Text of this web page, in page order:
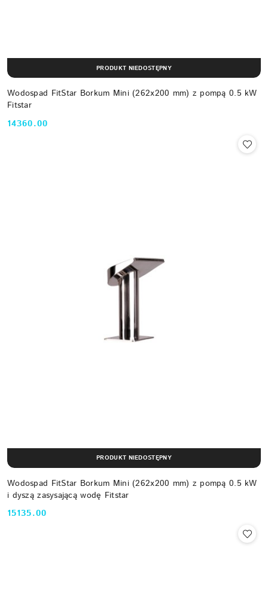
Wodospad FitStar Borkum Mini (262x200 mm) z pompą 0.5 kW
Fitstar
Cena:
14360.00
PRODUKT NIEDOSTĘPNY
Wodospad FitStar Borkum Mini (262x200 mm) z pompą 0.5 kW
i dyszą zasysającą wodę Fitstar
Cena:
15135.00
PRODUKT NIEDOSTĘPNY